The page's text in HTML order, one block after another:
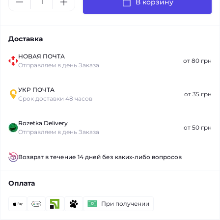
Доставка
НОВАЯ ПОЧТА
Отправляем в день Заказа
от 80 грн
УКР ПОЧТА
Срок доставки 48 часов
от 35 грн
Rozetka Delivery
Отправляем в день Заказа
от 50 грн
Возврат в течение 14 дней без каких-либо вопросов
Оплата
При получении